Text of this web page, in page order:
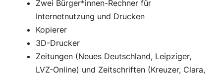
Zwei Bürger*innen-Rechner für
Internetnutzung und Drucken
Kopierer
3D-Drucker
Zeitungen (Neues Deutschland, Leipziger,
LVZ-Online) und Zeitschriften (Kreuzer, Clara,